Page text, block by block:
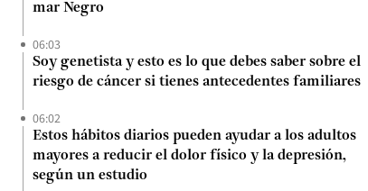
mar Negro
06:03
Soy genetista y esto es lo que debes saber sobre el
riesgo de cáncer si tienes antecedentes familiares
06:02
Estos hábitos diarios pueden ayudar a los adultos
mayores a reducir el dolor físico y la depresión,
según un estudio